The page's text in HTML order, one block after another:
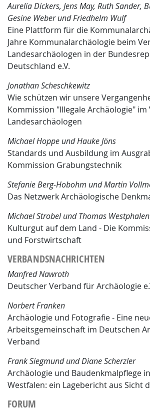
Aurelia Dickers, Jens May, Ruth Sander,
Gesine Weber und Friedhelm Wulf
Eine Plattform für die
Jahre Kommunalarchäologie beim
Landesarchäologen in der
Deutschland e.V.
Jonathan Scheschkewitz
Wie schützen wir unsere
Kommission "Illegale Archäologie"
Landesarchäologen
Michael Hoppe und Hauke Jöns
Standards und Ausbildung im
Kommission Grabungstechnik
Stefanie Berg-Hobohm und Martin
Das Netzwerk Archäologische
Michael Strobel und Thomas Westphalen
Kulturgut auf dem Land - Die
und Forstwirtschaft
VERBANDSNACHRICHTEN
Manfred Nawroth
Deutscher Verband für Archäologie
Norbert Franken
Archäologie und Fotografie - Eine
Arbeitsgemeinschaft im Deutschen
Verband
Frank Siegmund und Diane Scherzler
Archäologie und Baudenkmalpflege
Westfalen: ein Lagebericht aus Sicht
FORUM